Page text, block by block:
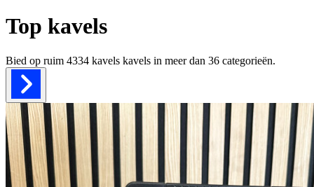
Top kavels
Bied op ruim 4334 kavels kavels in meer dan 36 categorieën.